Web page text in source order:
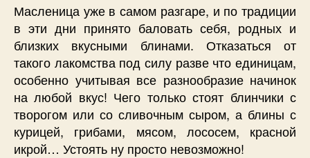
Масленица уже в самом разгаре, и по традиции
в эти дни принято баловать себя, родных и
близких вкусными блинами. Отказаться от
такого лакомства под силу разве что единицам,
особенно учитывая все разнообразие начинок
на любой вкус! Чего только стоят блинчики с
творогом или со сливочным сыром, а блины с
курицей, грибами, мясом, лососем, красной
икрой… Устоять ну просто невозможно!